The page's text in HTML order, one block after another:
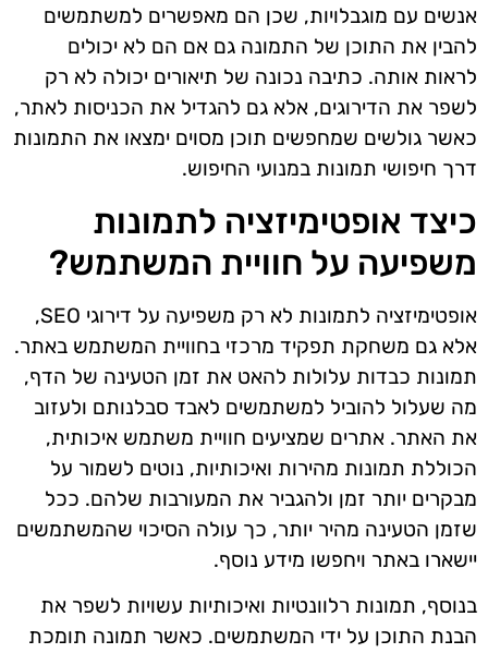
אנשים עם מוגבלויות, שכן הם מאפשרים למשתמשים
להבין את התוכן של התמונה גם אם הם לא יכולים
לראות אותה. כתיבה נכונה של תיאורים יכולה לא רק
לשפר את הדירוגים, אלא גם להגדיל את הכניסות לאתר,
כאשר גולשים שמחפשים תוכן מסוים ימצאו את התמונות
דרך חיפושי תמונות במנועי החיפוש.
כיצד אופטימיזציה לתמונות
משפיעה על חוויית המשתמש?
אופטימיזציה לתמונות לא רק משפיעה על דירוגי SEO,
אלא גם משחקת תפקיד מרכזי בחוויית המשתמש באתר.
תמונות כבדות עלולות להאט את זמן הטעינה של הדף,
מה שעלול להוביל למשתמשים לאבד סבלנותם ולעזוב
את האתר. אתרים שמציעים חוויית משתמש איכותית,
הכוללת תמונות מהירות ואיכותיות, נוטים לשמור על
מבקרים יותר זמן ולהגביר את המעורבות שלהם. ככל
שזמן הטעינה מהיר יותר, כך עולה הסיכוי שהמשתמשים
יישארו באתר ויחפשו מידע נוסף.
בנוסף, תמונות רלוונטיות ואיכותיות עשויות לשפר את
הבנת התוכן על ידי המשתמשים. כאשר תמונה תומכת